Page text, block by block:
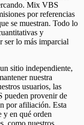
Mix VBS
por referencias
se muestran. Todo lo
y
ser lo más imparcial
sitio independiente,
nuestra
usuarios, las
pueden provenir de
por afiliación. Esta
y en qué orden